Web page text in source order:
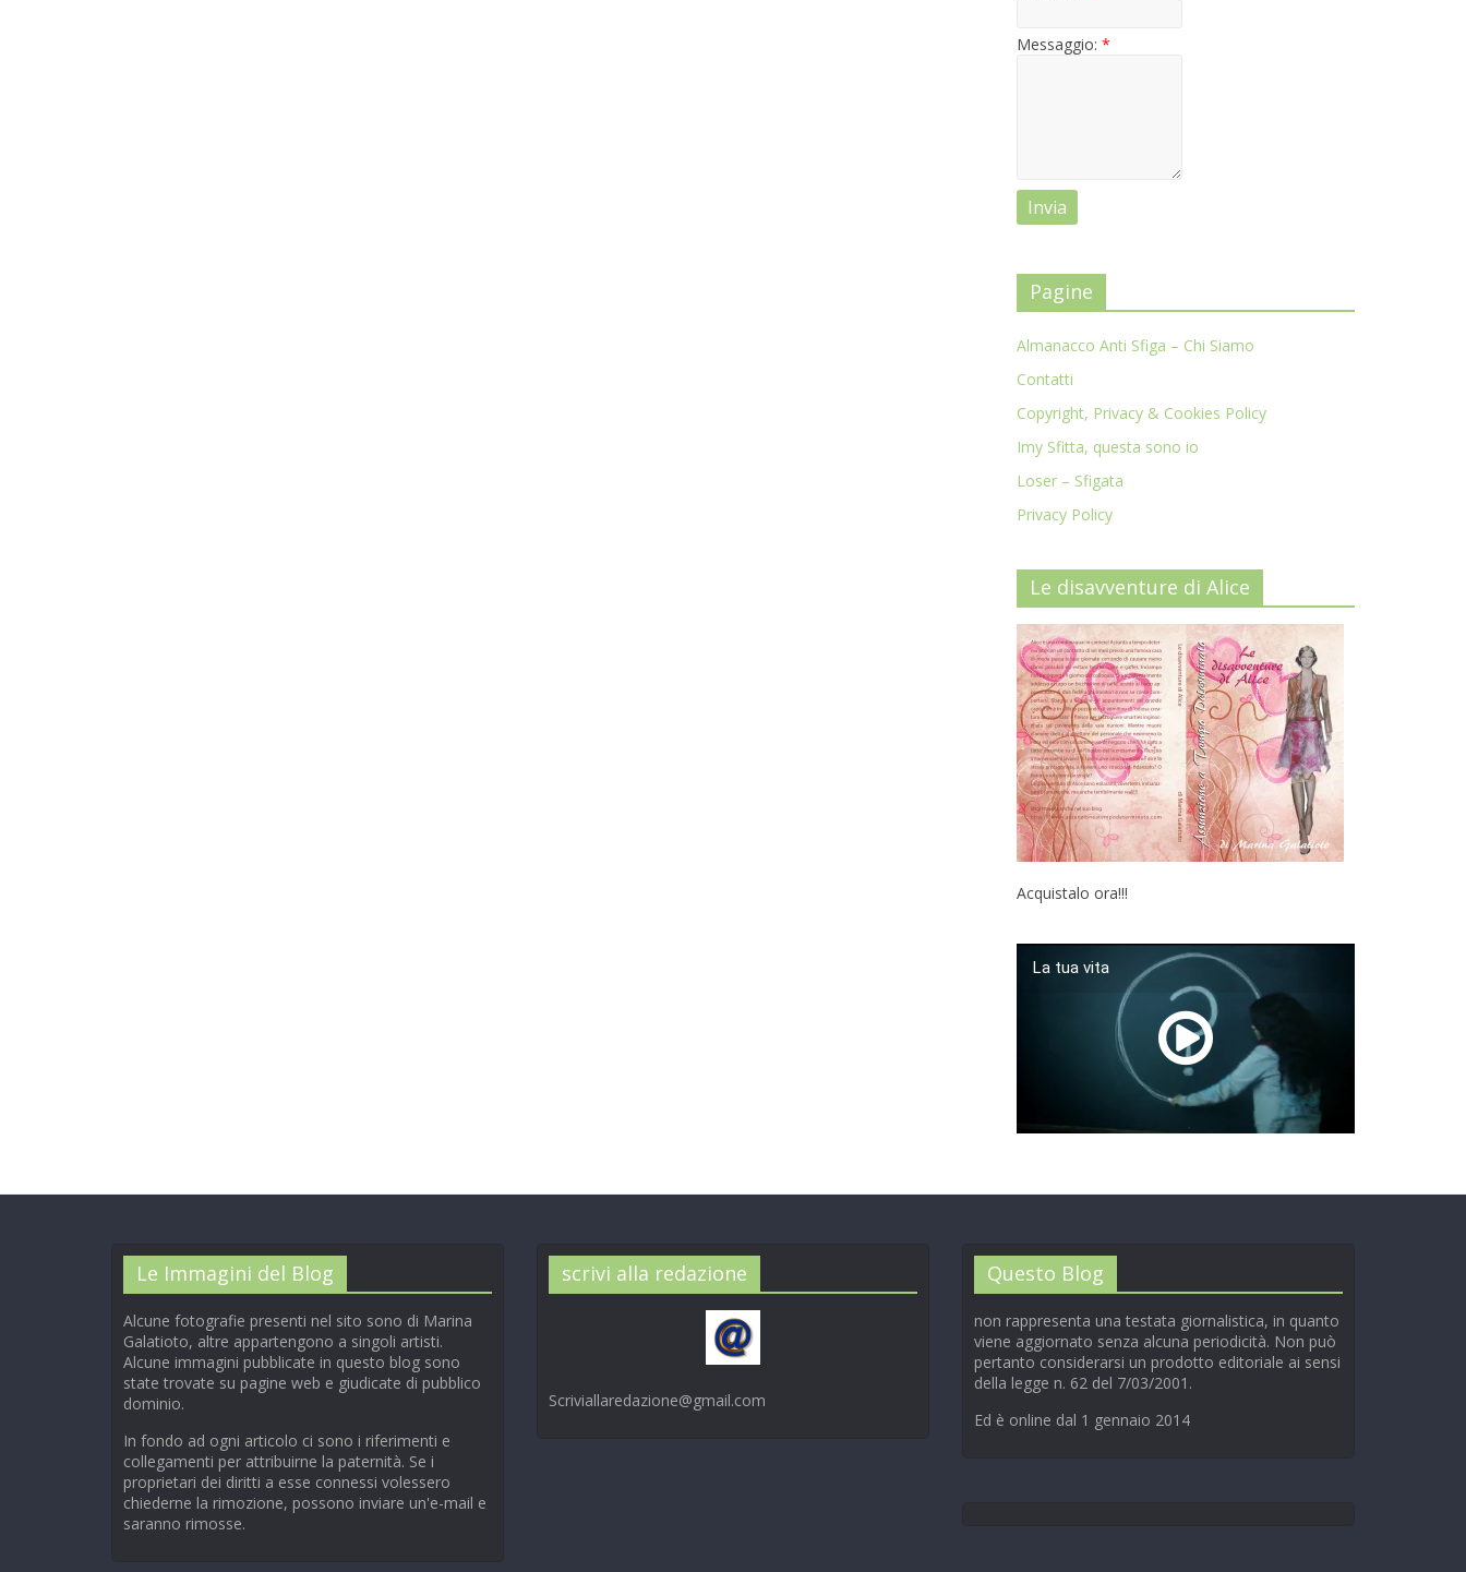
Messaggio: *
Pagine
Almanacco Anti Sfiga – Chi Siamo
Contatti
Copyright, Privacy & Cookies Policy
Imy Sfitta, questa sono io
Loser – Sfigata
Privacy Policy
Le disavventure di Alice
Acquistalo ora!!!
La tua vita
01:04
Le Immagini del Blog
Alcune fotografie presenti nel sito sono di Marina
Galatioto, altre appartengono a singoli artisti.
Alcune immagini pubblicate in questo blog sono
state trovate su pagine web e giudicate di pubblico
dominio.
In fondo ad ogni articolo ci sono i riferimenti e
collegamenti per attribuirne la paternità. Se i
proprietari dei diritti a esse connessi volessero
chiederne la rimozione, possono inviare un'e-mail e
saranno rimosse.
scrivi alla redazione
Scriviallaredazione@gmail.com
Questo Blog
non rappresenta una testata giornalistica, in quanto
viene aggiornato senza alcuna periodicità. Non può
pertanto considerarsi un prodotto editoriale ai sensi
della legge n. 62 del 7/03/2001.
Ed è online dal 1 gennaio 2014